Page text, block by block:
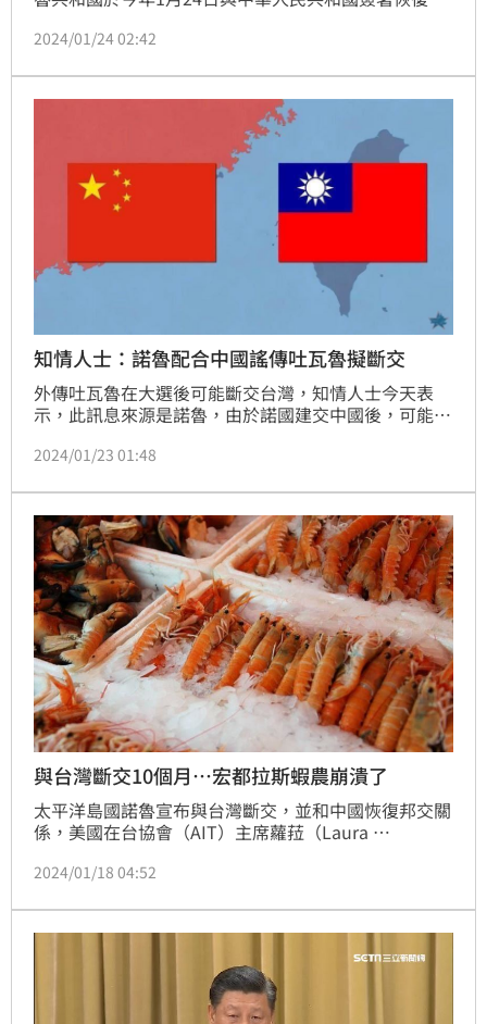
高度遺憾，並強烈譴責中國政府貶抑我國主權，打壓我
2024/01/24 02:42
知情人士：諾魯配合中國謠傳吐瓦魯擬斷交
外傳吐瓦魯在大選後可能斷交台灣，知情人士今天表
示，此訊息來源是諾魯，由於諾國建交中國後，可能某
野均相當支持台灣，台吐邦誼非常穩固。
2024/01/23 01:48
與台灣斷交10個月…宏都拉斯蝦農崩潰了
太平洋島國諾魯宣布與台灣斷交，並和中國恢復邦交關
係，美國在台協會（AIT）主席蘿菈（Laura
換取建交關係。拿去年3月斷交的宏都拉斯為例，原本
關，導致蝦產業面臨崩潰，養殖場倒閉造成萬人失業，
以及3900萬美元（約12.3億新台幣）的外匯損失。
2024/01/18 04:52